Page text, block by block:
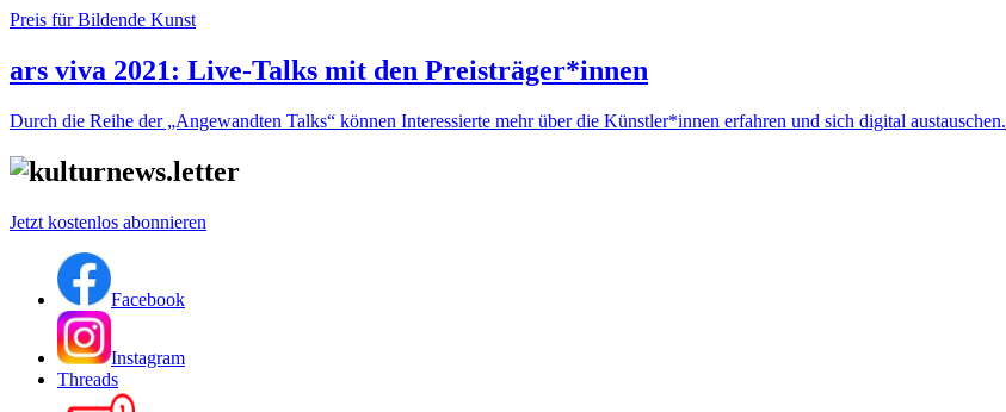
Preis für Bildende Kunst
ars viva 2021: Live-Talks mit den Preisträger*innen
Durch die Reihe der „Angewandten Talks“ können Interessierte mehr über die Künstler*innen erfahren und sich digital austauschen.
Jetzt kostenlos abonnieren
Facebook
Instagram
Threads